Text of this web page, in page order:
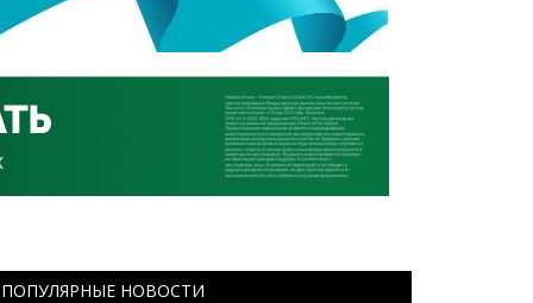
ПОПУЛЯРНЫЕ НОВОСТИ